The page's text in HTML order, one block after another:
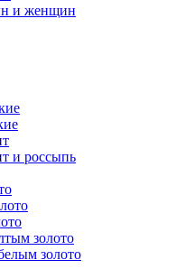
и женщин
и россыпь
золото
золото